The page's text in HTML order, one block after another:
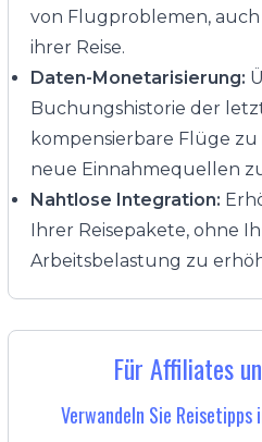
von Flugproblemen,
ihrer Reise.
Daten-Monetarisierung:
Buchungshistorie der
kompensierbare Flüge
neue Einnahmequellen
Nahtlose Integration:
Ihrer Reisepakete, ohne
Arbeitsbelastung zu
Für Affiliates
Verwandeln Sie Reisetipps